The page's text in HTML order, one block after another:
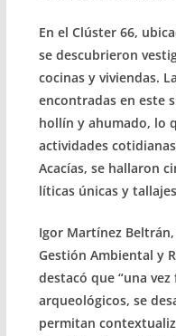
En el Clúster 66,
se descubrieron
cocinas y viviendas.
encontradas en este
hollín y ahumado, lo
actividades
Acacías, se hallaron
líticas únicas y
Igor Martínez
Gestión Ambiental y
destacó que “una
arqueológicos, se
permitan